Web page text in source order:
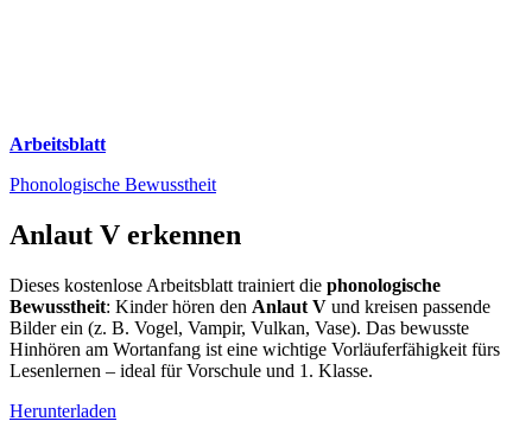
Arbeitsblatt
Phonologische Bewusstheit
Anlaut V erkennen
Dieses kostenlose Arbeitsblatt trainiert die phonologische
Bewusstheit: Kinder hören den Anlaut V und kreisen passende
Bilder ein (z. B. Vogel, Vampir, Vulkan, Vase). Das bewusste
Hinhören am Wortanfang ist eine wichtige Vorläuferfähigkeit fürs
Lesenlernen – ideal für Vorschule und 1. Klasse.
Herunterladen